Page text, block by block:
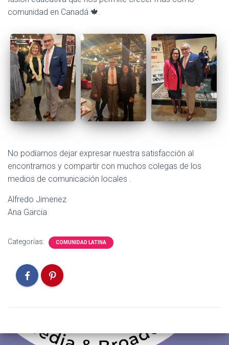
comunidad en Canadá 🍁.
No podíamos dejar expresar nuestra satisfacción al
encontrarnos y compartir con muchos colegas de los
medios de comunicación locales .
Alfredo Jimenez
Ana Garcia
Categorías: COMUNIDAD LATINA